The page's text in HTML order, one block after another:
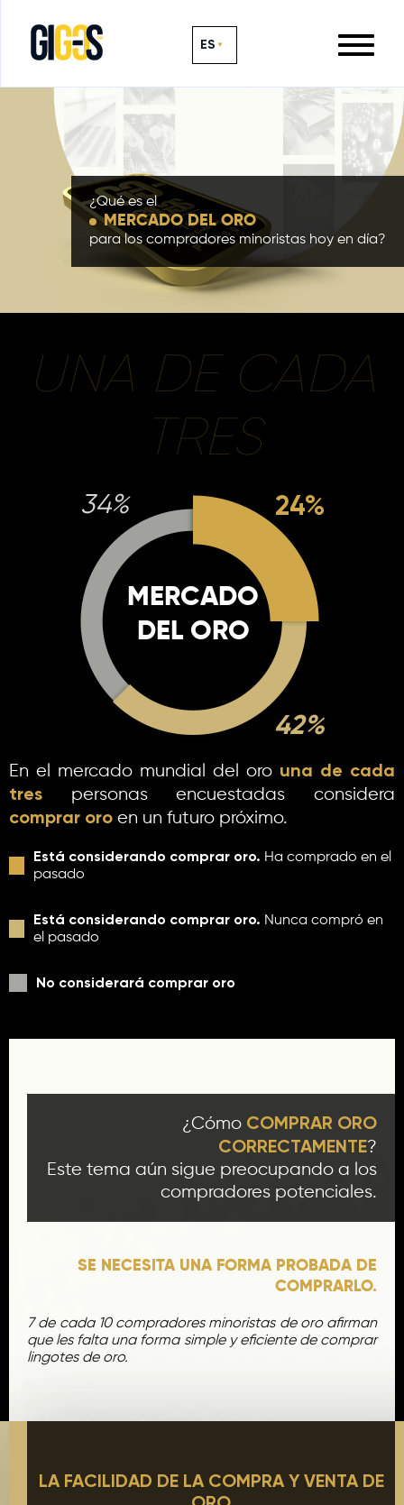
ES
¿Qué es el
MERCADO DEL ORO
para los compradores minoristas hoy en día?
UNA DE CADA
TRES
En el mercado mundial del oro una de cada
tres
personas encuestadas considera
comprar oro en un futuro próximo.
MERCADO
DEL ORO
34% 24%
42%
Está considerando comprar oro. Ha comprado en el
pasado
Está considerando comprar oro. Nunca compró en
el pasado
No considerará comprar oro
¿Cómo COMPRAR ORO
CORRECTAMENTE?
Este tema aún sigue preocupando a los
compradores potenciales.
SE NECESITA UNA FORMA PROBADA DE
COMPRARLO.
7 de cada 10 compradores minoristas de oro afirman
que les falta una forma simple y eficiente de comprar
lingotes de oro.
LA FACILIDAD DE LA COMPRA Y VENTA DE